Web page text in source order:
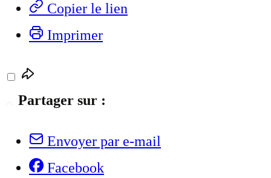
Copier le lien
Imprimer
Partager sur :
Envoyer par e-mail
Facebook